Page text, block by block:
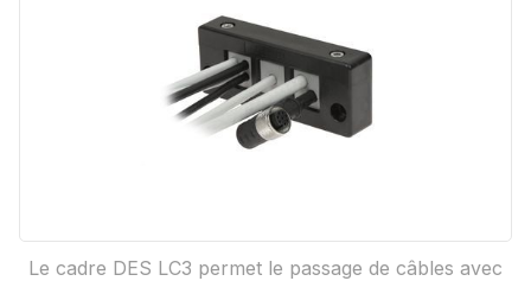
Le cadre DES LC3 permet le passage de câbles avec